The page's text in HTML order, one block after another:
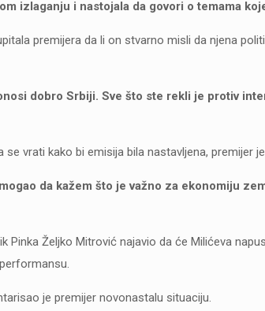
izlaganju i nastojala da govori o temama
premijera da li on stvarno misli da njena
dobro Srbiji. Sve što ste rekli je protiv
vrati kako bi emisija bila nastavljena, premijer
da kažem što je važno za ekonomiju
Pinka Željko Mitrović najavio da će Milićeva
je premijer novonastalu situaciju.